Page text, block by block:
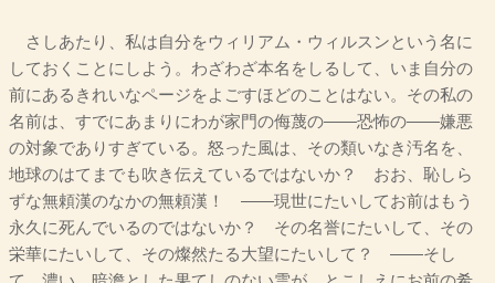
さしあたり、私は自分をウィリアム・ウィルスンという名に
しておくことにしよう。わざわざ本名をしるして、いま自分の
前にあるきれいなページをよごすほどのことはない。その私の
名前は、すでにあまりにわが家門の侮蔑の――恐怖の――嫌悪
の対象でありすぎている。怒った風は、その類いなき汚名を、
地球のはてまでも吹き伝えているではないか？ おお、恥しら
ずな無頼漢のなかの無頼漢！ ――現世にたいしてお前はもう
永久に死んでいるのではないか？ その名誉にたいして、その
栄華にたいして、その燦然たる大望にたいして？ ――そし